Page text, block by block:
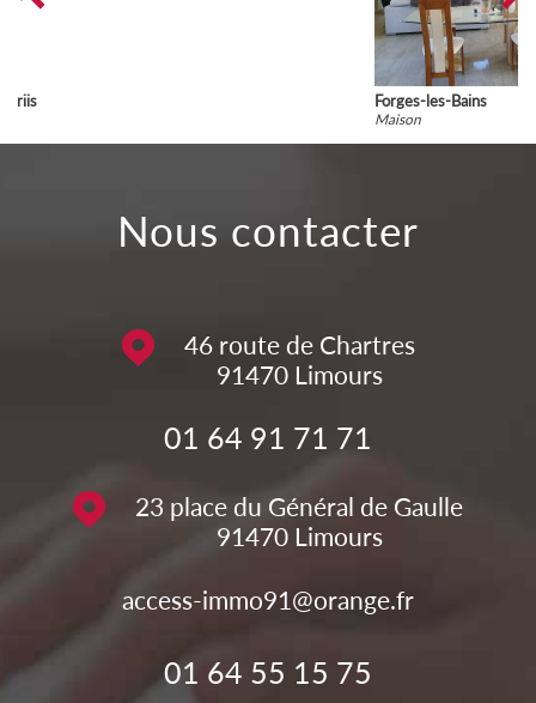
nous contacter
46 route de Chartres
91470 Limours
01 64 91 71 71
23 place du Général de Gaulle
91470 Limours
access-immo91@orange.fr
01 64 55 15 75